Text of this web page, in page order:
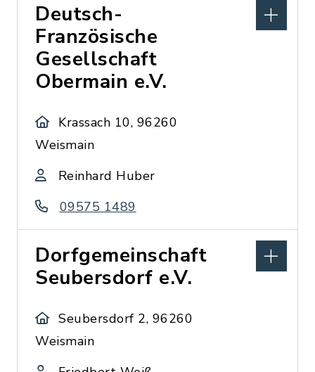
Deutsch-
Französische
Gesellschaft
Obermain e.V.
Krassach 10, 96260
Weismain
Reinhard Huber
09575 1489
Dorfgemeinschaft
Seubersdorf e.V.
Seubersdorf 2, 96260
Weismain